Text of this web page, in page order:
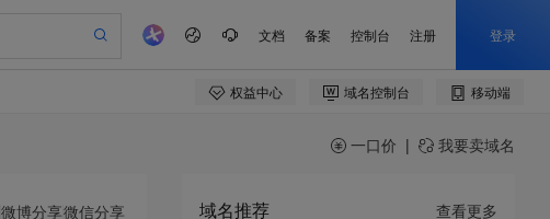
一口价 | 我要卖域名
微博分享微信分享 域名推荐 查看更多